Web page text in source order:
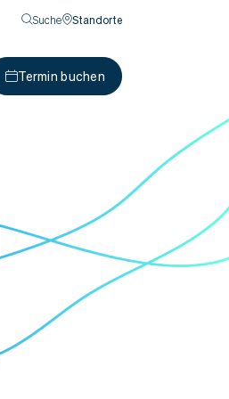
Suche Standorte
Termin buchen